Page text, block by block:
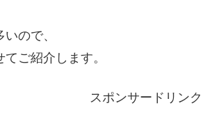
ので、
ご紹介します。
スポンサードリンク